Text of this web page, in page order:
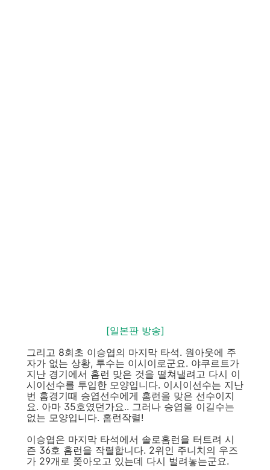
[일본판 방송]
그리고 8회초 이승엽의 마지막 타석. 원아웃에 주
자가 없는 상황, 투수는 이시이로군요. 야쿠르트가
지난 경기에서 홈런 맞은 것을 떨쳐낼려고 다시 이
시이선수를 투입한 모양입니다. 이시이선수는 지난
번 홈경기때 승엽선수에게 홈런을 맞은 선수이지
요. 아마 35호였던가요.. 그러나 승엽을 이길수는
없는 모양입니다. 홈런작렬!
이승엽은 마지막 타석에서 솔로홈런을 터트려 시
즌 36호 홈런을 작렬합니다. 2위인 주니치의 우즈
가 29개로 쫒아오고 있는데 다시 벌려놓는군요.